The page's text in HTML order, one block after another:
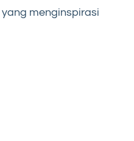
menginspirasi